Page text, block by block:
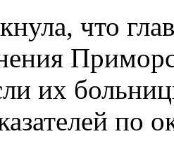
что
их
по